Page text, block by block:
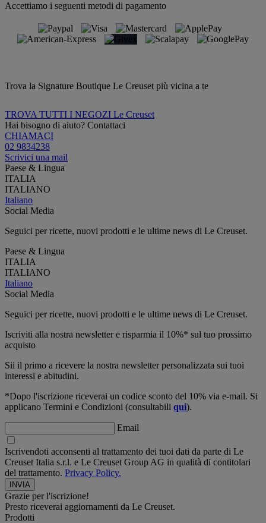
Accettiamo i seguenti metodi di pagamento
Trova la Signature Boutique Le Creuset più vicina a te
TROVA TUTTI I NEGOZI Le Creuset
Hai bisogno di aiuto? Contattaci
CHIAMACI
02 9834238
Scrivici una mail
Paese & Lingua
ITALIA
ITALIANO
Italiano
Social Media
Seguici per ricette, nuovi prodotti e le ultime news di Le Creuset.
Paese & Lingua
ITALIA
ITALIANO
Italiano
Social Media
Seguici per ricette, nuovi prodotti e le ultime news di Le Creuset.
Iscriviti alla nostra newsletter e risparmia il 10%* sul tuo prossimo
acquisto
Sii il primo a ricevere la nostra newsletter personalizzata sui tuoi
interessi e abitudini.
*Dopo l'iscrizione riceverai un codice sconto del 10% via e-mail. Si
applicano Termini e Condizioni (consultabili qui).
Email
Iscrivendoti acconsenti al trattamento dei tuoi dati da parte di Le
Creuset Italia s.r.l. e Le Creuset Group AG in qualità di contitolari
del trattamento. Privacy Policy.
Grazie per l'iscrizione!
Presto riceverai aggiornamenti da Le Creuset.
Prodotti